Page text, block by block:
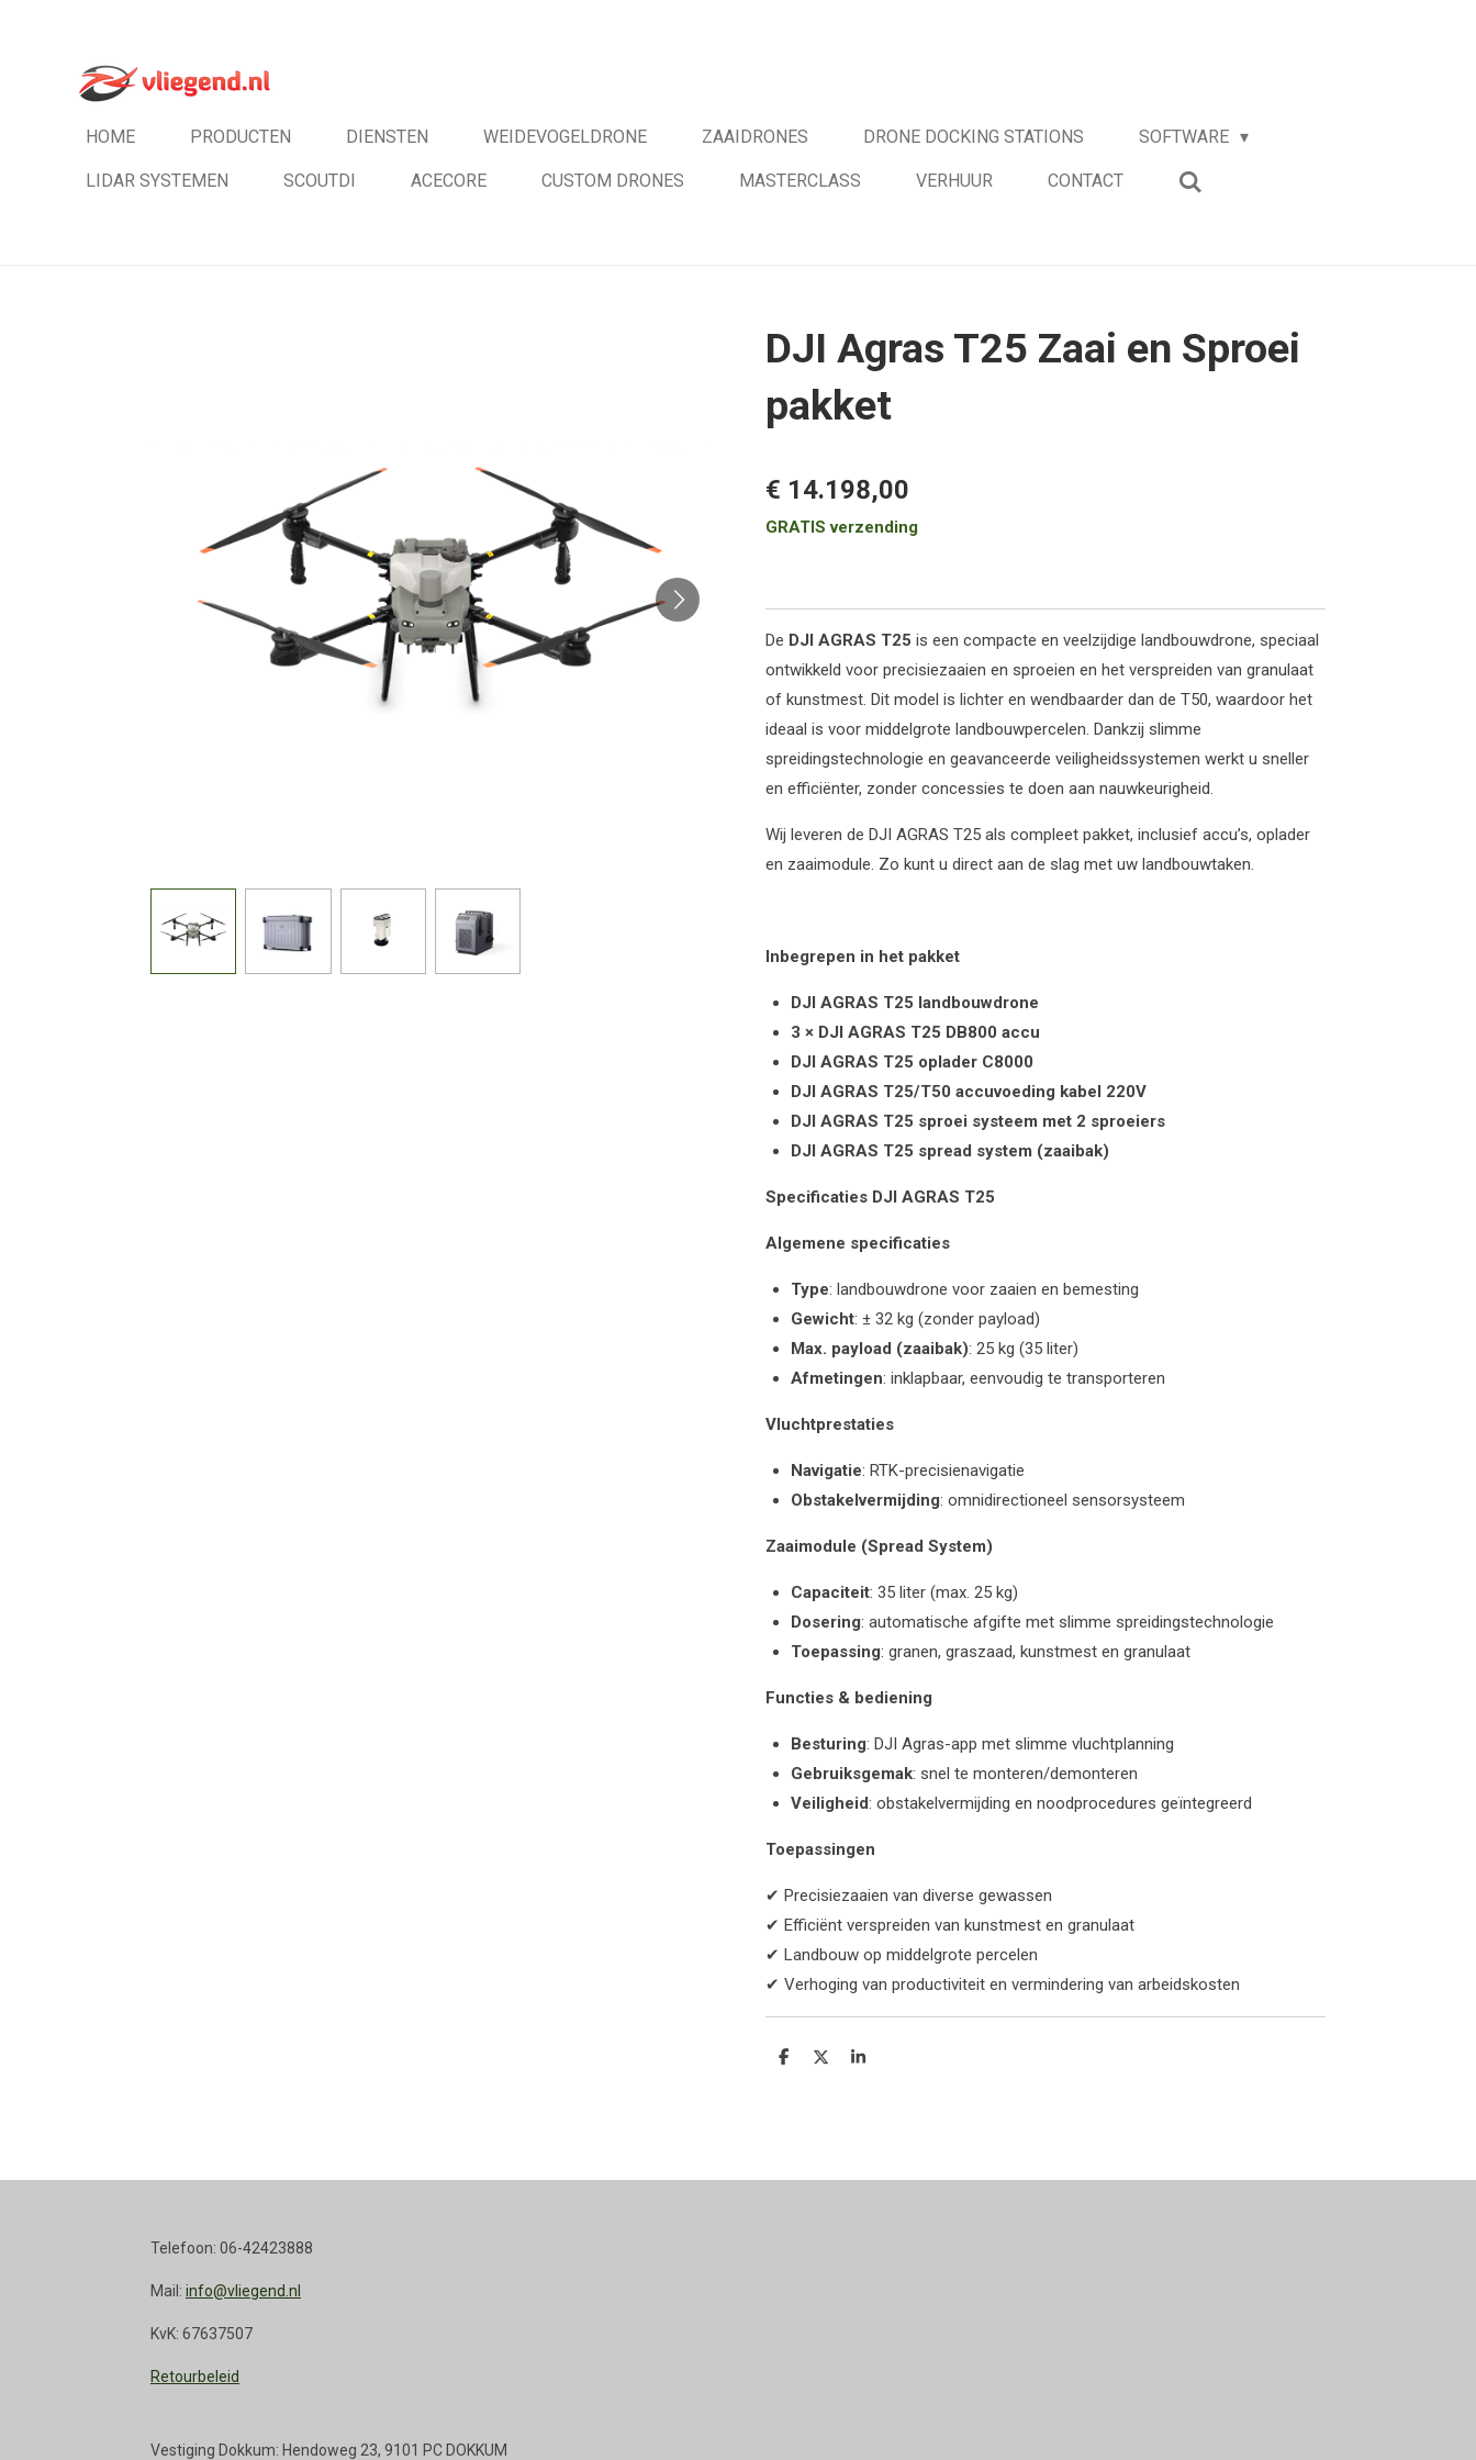
hoofdinhoudHOME PRODUCTEN DIENSTEN WEIDEVOGELDRONE ZAAIDRONES DRONE DOCKING STATIONS SOFTWARE
LIDAR SYSTEMEN SCOUTDI ACECORE CUSTOM DRONES MASTERCLASS VERHUUR CONTACT
DJI Agras T25 Zaai en Sproei
pakket
€ 14.198,00
GRATIS verzending
De DJI AGRAS T25 is een compacte en veelzijdige landbouwdrone, speciaal
ontwikkeld voor precisiezaaien en sproeien en het verspreiden van granulaat
of kunstmest. Dit model is lichter en wendbaarder dan de T50, waardoor het
ideaal is voor middelgrote landbouwpercelen. Dankzij slimme
spreidingstechnologie en geavanceerde veiligheidssystemen werkt u sneller
en efficiënter, zonder concessies te doen aan nauwkeurigheid.
Wij leveren de DJI AGRAS T25 als compleet pakket, inclusief accu’s, oplader
en zaaimodule. Zo kunt u direct aan de slag met uw landbouwtaken.
Inbegrepen in het pakket
DJI AGRAS T25 landbouwdrone
3 × DJI AGRAS T25 DB800 accu
DJI AGRAS T25 oplader C8000
DJI AGRAS T25/T50 accuvoeding kabel 220V
DJI AGRAS T25 sproei systeem met 2 sproeiers
DJI AGRAS T25 spread system (zaaibak)
Specificaties DJI AGRAS T25
Algemene specificaties
Type: landbouwdrone voor zaaien en bemesting
Gewicht: ± 32 kg (zonder payload)
Max. payload (zaaibak): 25 kg (35 liter)
Afmetingen: inklapbaar, eenvoudig te transporteren
Vluchtprestaties
Navigatie: RTK-precisienavigatie
Obstakelvermijding: omnidirectioneel sensorsysteem
Zaaimodule (Spread System)
Capaciteit: 35 liter (max. 25 kg)
Dosering: automatische afgifte met slimme spreidingstechnologie
Toepassing: granen, graszaad, kunstmest en granulaat
Functies & bediening
Besturing: DJI Agras-app met slimme vluchtplanning
Gebruiksgemak: snel te monteren/demonteren
Veiligheid: obstakelvermijding en noodprocedures geïntegreerd
Toepassingen
✔ Precisiezaaien van diverse gewassen
✔ Efficiënt verspreiden van kunstmest en granulaat
✔ Landbouw op middelgrote percelen
✔ Verhoging van productiviteit en vermindering van arbeidskosten
DelenDeel Share
Telefoon: 06-42423888
Mail: info@vliegend.nl
KvK: 67637507
Retourbeleid
Vestiging Dokkum: Hendoweg 23, 9101 PC DOKKUM